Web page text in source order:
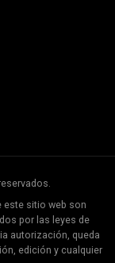
este sitio web son
por las leyes de
autorización, queda
edición y cualquier